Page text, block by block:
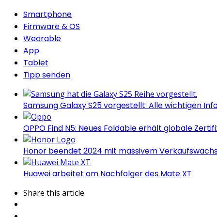
Smartphone
Firmware & OS
Wearable
App
Tablet
Tipp senden
Samsung Galaxy S25 vorgestellt: Alle wichtigen
OPPO Find N5: Neues Foldable erhält globale
Honor beendet 2024 mit massivem
Huawei arbeitet am Nachfolger des Mate XT
Share this article